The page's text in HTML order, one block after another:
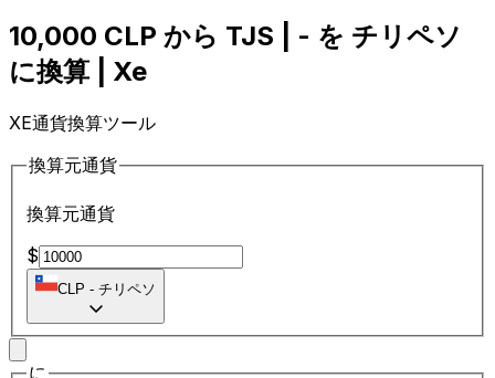
10,000 CLP から TJS | - を チリペソ
に換算 | Xe
XE通貨換算ツール
換算元通貨
換算元通貨
$
CLP - チリペソ
に